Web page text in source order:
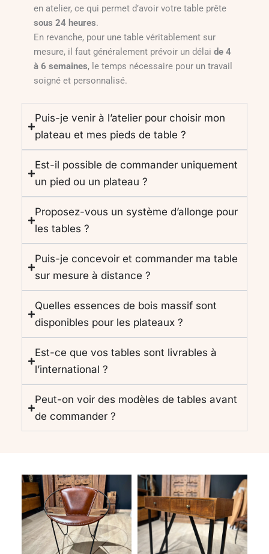
en atelier, ce qui permet d’avoir votre table prête
sous 24 heures.
En revanche, pour une table véritablement sur
mesure, il faut généralement prévoir un délai de 4
à 6 semaines, le temps nécessaire pour un travail
soigné et personnalisé.
Puis-je venir à l’atelier pour choisir mon
plateau et mes pieds de table ?
Est-il possible de commander uniquement
un pied ou un plateau ?
Proposez-vous un système d’allonge pour
les tables ?
Puis-je concevoir et commander ma table
sur mesure à distance ?
Quelles essences de bois massif sont
disponibles pour les plateaux ?
Est-ce que vos tables sont livrables à
l’international ?
Peut-on voir des modèles de tables avant
de commander ?